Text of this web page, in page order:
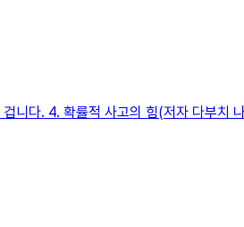
겁니다. 4. 확률적 사고의 힘(저자 다